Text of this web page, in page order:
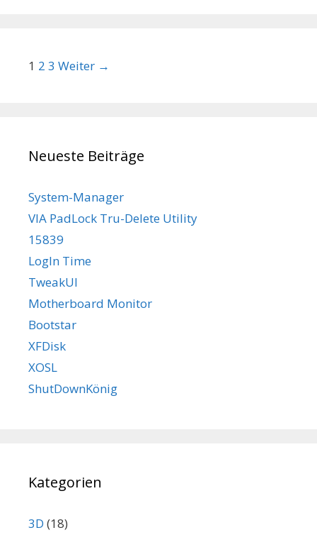
Beitrags-Navigation
1 2 3 Weiter →
Neueste Beiträge
System-Manager
VIA PadLock Tru-Delete Utility
15839
LogIn Time
TweakUI
Motherboard Monitor
Bootstar
XFDisk
XOSL
ShutDownKönig
Kategorien
3D (18)